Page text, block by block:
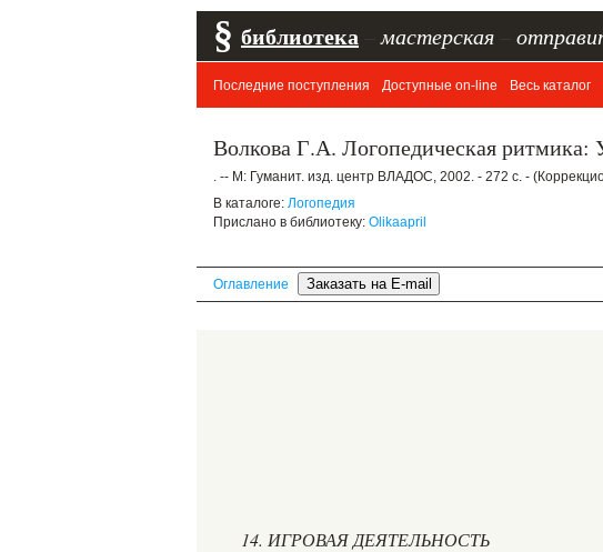
§ библиотека мастерская
Последние поступления Доступные on-line Весь каталог
Волкова Г.А. Логопедическая ритмика:
. -- М: Гуманит. изд. центр ВЛАДОС, 2002. - 272 с. -
В каталоге: Логопедия
Прислано в библиотеку: Olikaapril
Оглавление
14. ИГРОВАЯ ДЕЯТЕЛЬНОСТЬ